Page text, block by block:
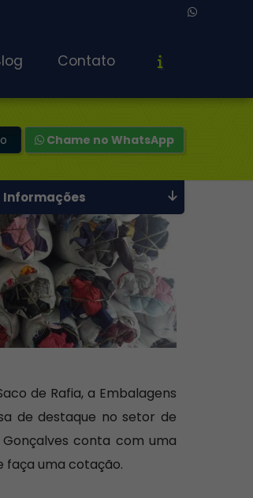
Contato
Chame no WhatsApp
de Rafia, a Embalagens
de destaque no setor de
conta com uma
uma cotação.
Informações